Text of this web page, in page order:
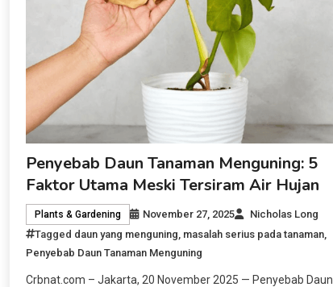
Penyebab Daun Tanaman Menguning: 5
Faktor Utama Meski Tersiram Air Hujan
Plants & Gardening November 27, 2025
Nicholas Long
Tagged daun yang menguning masalah serius pada tanaman
Penyebab Daun Tanaman Menguning
Crbnat.com – Jakarta, 20 November 2025 — Penyebab Daun